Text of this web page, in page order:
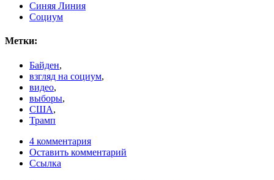
Синяя Линия
Социум
Метки:
Байден,
взгляд на социум,
видео,
выборы,
США,
Трамп
4 комментария
Оставить комментарий
Ссылка